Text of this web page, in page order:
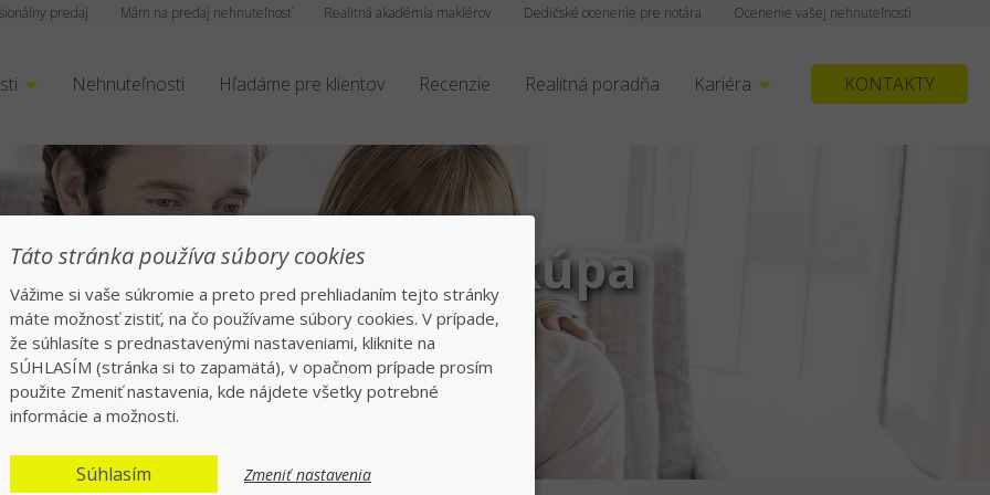
Ocenenie vašej nehnuteľnosti
Dedičské ocenenie pre notára
Realitná akadémia maklérov
Mám na predaj nehnuteľnosť
predaj
Nehnuteľnosti Hľadáme pre klientov Recenzie Realitná poradňa Kariéra KONTAKTY
predaj/kúpa
slovenskom trhu
Táto stránka používa súbory cookies
Vážime si vaše súkromie a preto pred prehliadaním tejto stránky
máte možnosť zistiť, na čo používame súbory cookies. V prípade,
že súhlasíte s prednastavenými nastaveniami, kliknite na
SÚHLASÍM (stránka si to zapamätá), v opačnom prípade prosím
použite Zmeniť nastavenia, kde nájdete všetky potrebné
informácie a možnosti.
Súhlasím Zmeniť nastavenia